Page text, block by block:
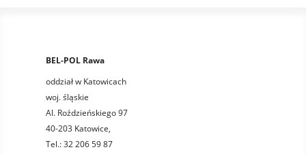
BEL-POL Rawa
oddział w Katowicach
woj. śląskie
Al. Roździeńskiego 97
40-203 Katowice,
Tel.: 32 206 59 87